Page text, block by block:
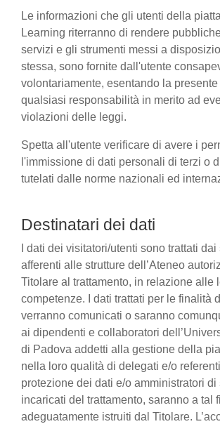
Le informazioni che gli utenti della
Learning riterranno di rendere
servizi e gli strumenti messi a
stessa, sono fornite dall'utente
volontariamente, esentando la
qualsiasi responsabilità in merito ad
violazioni delle leggi.
Spetta all'utente verificare di avere i
l'immissione di dati personali di terzi o
tutelati dalle norme nazionali ed
Destinatari dei dati
I dati dei visitatori/utenti sono trattati dai
afferenti alle strutture dell’Ateneo
Titolare al trattamento, in relazione alle
competenze. I dati trattati per le finalità
verranno comunicati o saranno
ai dipendenti e collaboratori
di Padova addetti alla gestione della
nella loro qualità di delegati e/o
protezione dei dati e/o amministratori di
incaricati del trattamento, saranno a tal
adeguatamente istruiti dal Titolare.